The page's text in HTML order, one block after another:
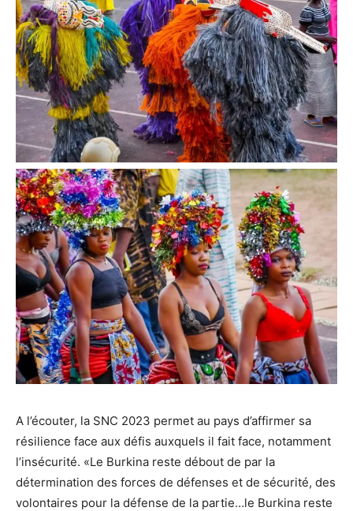
A l’écouter, la SNC 2023 permet au pays d’affirmer sa
résilience face aux défis auxquels il fait face, notamment
l’insécurité. «Le Burkina reste débout de par la
détermination des forces de défenses et de sécurité, des
volontaires pour la défense de la partie…le Burkina reste